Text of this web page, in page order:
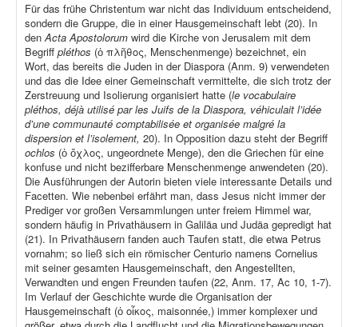
Für das frühe Christentum war nicht das Individuum entscheidend,
sondern die Gruppe, die in einer Hausgemeinschaft lebt (20). In
denActa Apostolorum wird die Kirche von Jerusalem mit dem
Begriff pléthos (ὁ πλῆθος, Menschenmenge) bezeichnet, ein
Wort, das bereits die Juden in der Diaspora (Anm. 9) verwendeten
und das die Idee einer Gemeinschaft vermittelte, die sich trotz der
Zerstreuung und Isolierung organisiert hatte (le vocabulaire
pléthos, déjà utilisé par les Juifs de la Diaspora, véhiculait l’idée
d’une communauté comptabilisée et organisée malgré la
dispersion et l’isolement, 20). In Opposition dazu steht der Begriff
ochlos (ὁ ὄχλος, ungeordnete Menge), den die Griechen für eine
konfuse und nicht bezifferbare Menschenmenge anwendeten (20).
Die Ausführungen der Autorin bieten viele interessante Details und
Facetten. Wie nebenbei erfährt man, dass Jesus nicht immer der
Prediger vor großen Versammlungen unter freiem Himmel war,
sondern häufig in Privathäusern in Galiläa und Judäa gepredigt hat
(21). In Privathäusern fanden auch Taufen statt, die etwa Petrus
vornahm; so ließ sich ein römischer Centurio namens Cornelius
mit seiner gesamten Hausgemeinschaft, den Angestellten,
Verwandten und engen Freunden taufen (22, Anm. 17, Ac 10, 1-7).
Im Verlauf der Geschichte wurde die Organisation der
Hausgemeinschaft (ὁ οἶκος, maisonnée,) immer komplexer und